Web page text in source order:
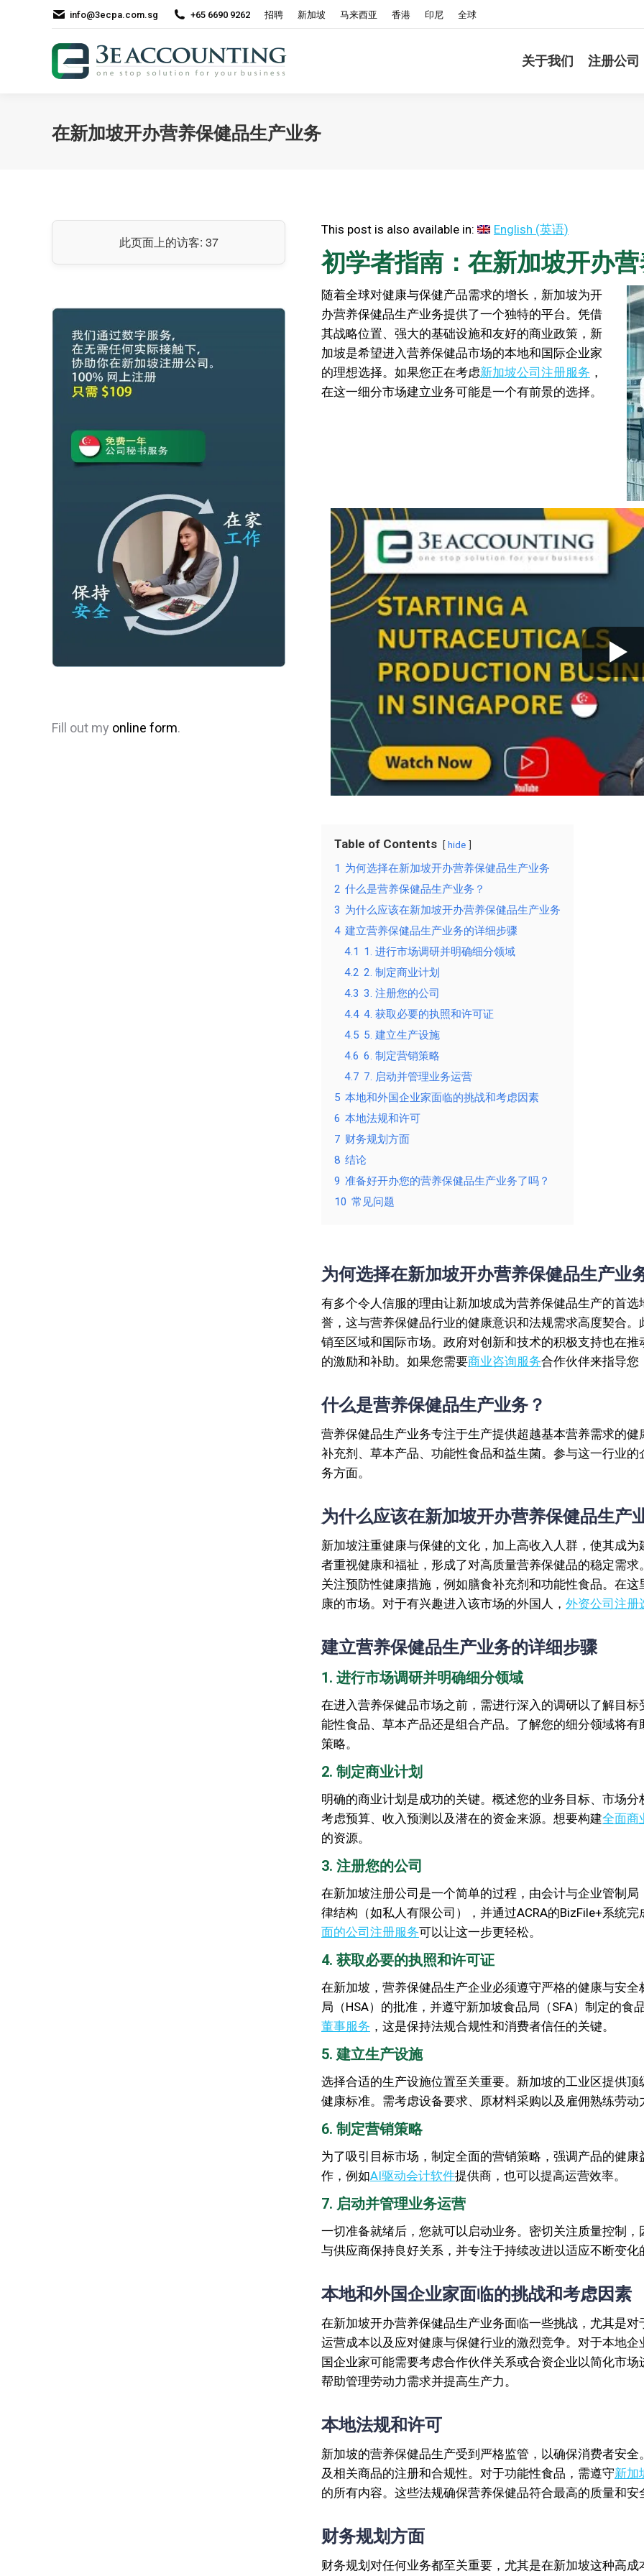
info@3ecpa.com.sg +65 6690 9262 招聘 新加坡 马来西亚 香港 印尼 全球
关于我们 注册公司
在新加坡开办营养保健品生产业务
This post is also available in: English (英语)
初学者指南：在新加坡开办
随着全球对健康与保健产品需求的增长，新加坡为开
办营养保健品生产业务提供了一个独特的平台。凭借
其战略位置、强大的基础设施和友好的商业政策，新
加坡是希望进入营养保健品市场的本地和国际企业家
的理想选择。如果您正在考虑新加坡公司注册服务 ，
在这一细分市场建立业务可能是一个有前景的选择。
Table of Contents hide
1 为何选择在新加坡开办营养保健品生产业务
2 什么是营养保健品生产业务？
3 为什么应该在新加坡开办营养保健品生产业务
4 建立营养保健品生产业务的详细步骤
4.1 1. 进行市场调研并明确细分领域
4.2 2. 制定商业计划
4.3 3. 注册您的公司
4.4 4. 获取必要的执照和许可证
4.5 5. 建立生产设施
4.6 6. 制定营销策略
4.7 7. 启动并管理业务运营
5 本地和外国企业家面临的挑战和考虑因素
6 本地法规和许可
7 财务规划方面
8 结论
9 准备好开办您的营养保健品生产业务了吗？
10 常见问题
为何选择在新加坡开办营养保健品生产业
有多个令人信服的理由让新加坡成为营养保健品生产的首
誉，这与营养保健品行业的健康意识和法规需求高度契合
销至区域和国际市场。政府对创新和技术的积极支持也在
的激励和补助。如果您需要商业咨询服务合作伙伴来指导您
什么是营养保健品生产业务？
营养保健品生产业务专注于生产提供超越基本营养需求的
补充剂、草本产品、功能性食品和益生菌。参与这一行业的
务方面。
为什么应该在新加坡开办营养保健品生产
新加坡注重健康与保健的文化，加上高收入人群，使其成
者重视健康和福祉，形成了对高质量营养保健品的稳定需
关注预防性健康措施，例如膳食补充剂和功能性食品。在
康的市场。对于有兴趣进入该市场的外国人， 外资公司注册
建立营养保健品生产业务的详细步骤
1. 进行市场调研并明确细分领域
在进入营养保健品市场之前，需进行深入的调研以了解目
能性食品、草本产品还是组合产品。了解您的细分领域将
策略。
2. 制定商业计划
明确的商业计划是成功的关键。概述您的业务目标、市场
考虑预算、收入预测以及潜在的资金来源。想要构建全面商
的资源。
3. 注册您的公司
在新加坡注册公司是一个简单的过程，由会计与企业管制
律结构（如私人有限公司），并通过ACRA的BizFile+系统
面的公司注册服务可以让这一步更轻松。
4. 获取必要的执照和许可证
在新加坡，营养保健品生产企业必须遵守严格的健康与安
局（HSA）的批准，并遵守新加坡食品局（SFA）制定的
董事服务 ，这是保持法规合规性和消费者信任的关键。
5. 建立生产设施
选择合适的生产设施位置至关重要。新加坡的工业区提供
健康标准。需考虑设备要求、原材料采购以及雇佣熟练劳
6. 制定营销策略
为了吸引目标市场，制定全面的营销策略，强调产品的健
作，例如AI驱动会计软件提供商，也可以提高运营效率。
7. 启动并管理业务运营
一切准备就绪后，您就可以启动业务。密切关注质量控制
与供应商保持良好关系，并专注于持续改进以适应不断变
本地和外国企业家面临的挑战和考虑因素
在新加坡开办营养保健品生产业务面临一些挑战，尤其是
运营成本以及应对健康与保健行业的激烈竞争。对于本地
国企业家可能需要考虑合作伙伴关系或合资企业以简化市场
帮助管理劳动力需求并提高生产力。
本地法规和许可
新加坡的营养保健品生产受到严格监管，以确保消费者安
及相关商品的注册和合规性。对于功能性食品，需遵守新加
的所有内容。这些法规确保营养保健品符合最高的质量和
财务规划方面
财务规划对任何业务都至关重要，尤其是在新加坡这种高
此页面上的访客: 37
Fill out my online form.